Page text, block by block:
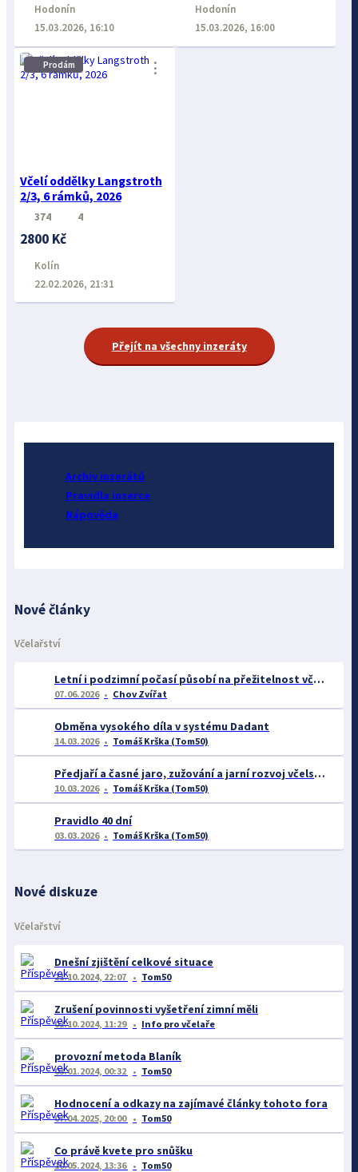
Hodonín
15.03.2026, 16:10
Hodonín
15.03.2026, 16:00
Prodám
Včelí oddělky Langstroth
2/3, 6 rámků, 2026
⋮
374 4
2800 Kč
Kolín
22.02.2026, 21:31
Přejít na všechny inzeráty
Archiv inzerátů
Pravidla inzerce
Nápověda
Nové články
Včelařství
Letní i podzimní počasí působí na přežitelnost včelstev
07.06.2026 Chov Zvířat
Obměna vysokého díla v systému Dadant
14.03.2026 Tomáš Krška (Tom50)
Předjaří a časné jaro, zužování a jarní rozvoj včelstev
10.03.2026 Tomáš Krška (Tom50)
Pravidlo 40 dní
03.03.2026 Tomáš Krška (Tom50)
Nové diskuze
Včelařství
Dnešní zjištění celkové situace
21.10.2024, 22:07 Tom50
Zrušení povinnosti vyšetření zimní měli
02.10.2024, 11:29 Info pro včelaře
provozní metoda Blaník
03.01.2024, 00:32 Tom50
Hodnocení a odkazy na zajímavé články tohoto fora
07.04.2025, 20:00 Tom50
Co právě kvete pro snůšku
10.05.2024, 13:36 Tom50